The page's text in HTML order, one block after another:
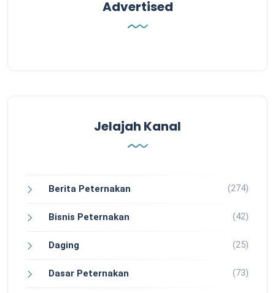
Advertised
Jelajah Kanal
Berita Peternakan (274)
Bisnis Peternakan (42)
Daging (25)
Dasar Peternakan (73)